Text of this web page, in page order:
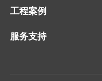
工程案例
服务支持